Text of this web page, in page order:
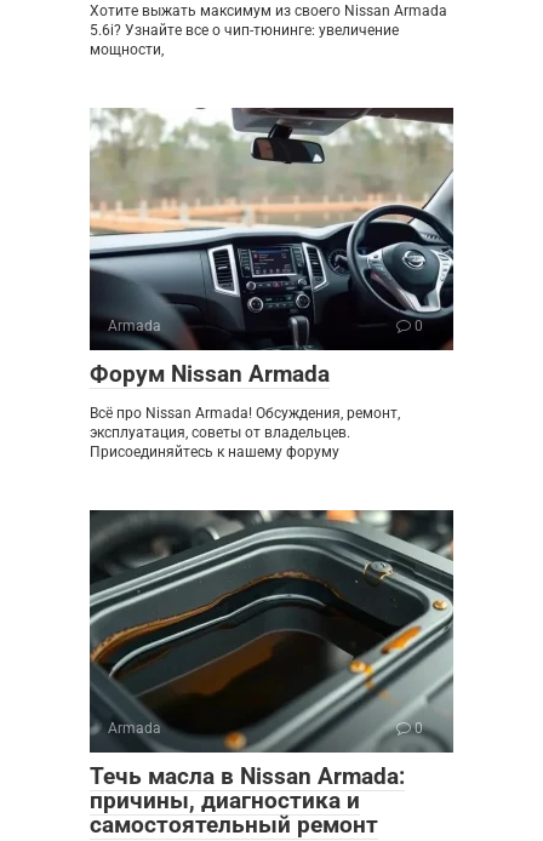
Хотите выжать максимум из своего Nissan Armada
5.6i? Узнайте все о чип-тюнинге: увеличение
мощности,
Armada 0
Форум Nissan Armada
Всё про Nissan Armada! Обсуждения, ремонт,
эксплуатация, советы от владельцев.
Присоединяйтесь к нашему форуму
Armada 0
Течь масла в Nissan Armada:
причины, диагностика и
самостоятельный ремонт